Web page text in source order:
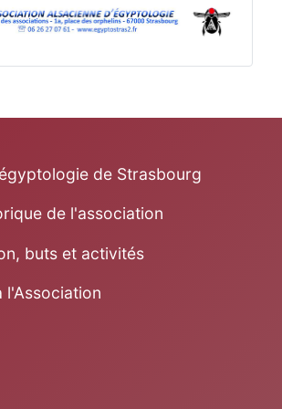
de Strasbourg
de l'association
buts et activités
l'Association